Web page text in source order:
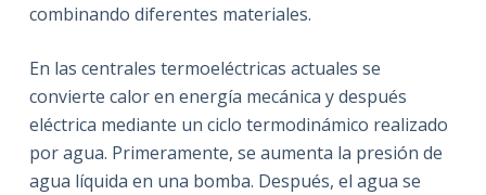
combinando diferentes materiales.
En las centrales termoeléctricas actuales se
convierte calor en energía mecánica y después
eléctrica mediante un ciclo termodinámico realizado
por agua. Primeramente, se aumenta la presión de
agua líquida en una bomba. Después, el agua se